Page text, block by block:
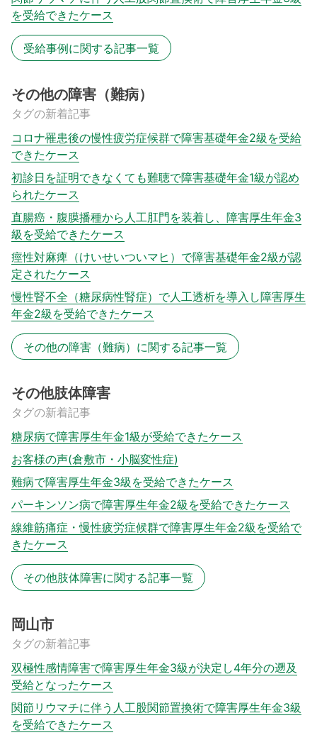
を受給できたケース
受給事例に関する記事一覧
その他の障害（難病）
タグの新着記事
コロナ罹患後の慢性疲労症候群で障害基礎年金2級を受給
できたケース
初診日を証明できなくても難聴で障害基礎年金1級が認め
られたケース
直腸癌・腹膜播種から人工肛門を装着し、障害厚生年金3
級を受給できたケース
痙性対麻痺（けいせいついマヒ）で障害基礎年金2級が認
定されたケース
慢性腎不全（糖尿病性腎症）で人工透析を導入し障害厚生
年金2級を受給できたケース
その他の障害（難病）に関する記事一覧
その他肢体障害
タグの新着記事
糖尿病で障害厚生年金1級が受給できたケース
お客様の声(倉敷市・小脳変性症)
難病で障害厚生年金3級を受給できたケース
パーキンソン病で障害厚生年金2級を受給できたケース
線維筋痛症・慢性疲労症候群で障害厚生年金2級を受給で
きたケース
その他肢体障害に関する記事一覧
岡山市
タグの新着記事
双極性感情障害で障害厚生年金3級が決定し4年分の遡及
受給となったケース
関節リウマチに伴う人工股関節置換術で障害厚生年金3級
を受給できたケース